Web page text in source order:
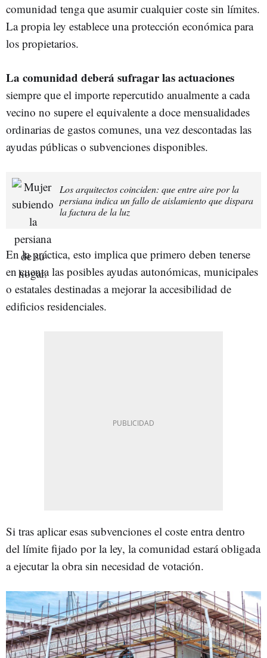
comunidad tenga que asumir cualquier coste sin límites.
La propia ley establece una protección económica para
los propietarios.
La comunidad deberá sufragar las actuaciones
siempre que el importe repercutido anualmente a cada
vecino no supere el equivalente a doce mensualidades
ordinarias de gastos comunes, una vez descontadas las
ayudas públicas o subvenciones disponibles.
Los arquitectos coinciden: que entre aire por la
persiana indica un fallo de aislamiento que dispara
la factura de la luz
En la práctica, esto implica que primero deben tenerse
en cuenta las posibles ayudas autonómicas, municipales
o estatales destinadas a mejorar la accesibilidad de
edificios residenciales.
Si tras aplicar esas subvenciones el coste entra dentro
del límite fijado por la ley, la comunidad estará obligada
a ejecutar la obra sin necesidad de votación.